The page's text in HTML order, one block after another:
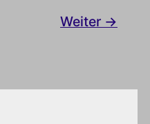
Weiter →